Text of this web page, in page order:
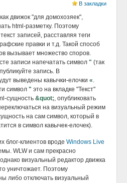
В закладки
движок "для домохозяек",
html-разметку. Поэтому
записей, расставляя теги
правки и т.д. Такой способ
вызывает множество споров.
записи напечатать символ " (так
запись. В
выведены кавычки-елочки «.
символ " это на вкладке "Текст"
сущность &quot;, опубликовать
на визуальный режим
на сам символ, который в
в символ кавычек-елочек).
блог-клиентов вроде Windows Live
WLW и сам прекрасно
визуальный редактор движка
уничтожает. Поэтому
либо отключать визуальный